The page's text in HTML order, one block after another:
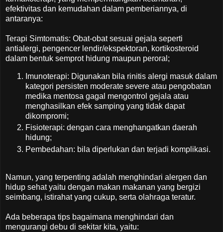
efektivitas dan kemudahan dalam pemberiannya, di
antaranya:
Terapi Simtomatis: Obat-obat sesuai gejala seperti
antialergi, pengencer lendir/ekspektoran, kortikosteroid
dalam bentuk semprot hidung maupun peroral;
Imunoterapi: Digunakan bila rinitis alergi masuk dalam
kategori persisten moderate severe atau pengobatan
medika mentosa gagal mengontrol gejala atau
menghasilkan efek samping yang tidak dapat
dikompromi;
Fisioterapi: dengan cara menghangatkan daerah
hidung;
Pembedahan: bila diperlukan dan terjadi komplikasi.
Namun, yang terpenting adalah menghindari alergen dan
hidup sehat yaitu dengan makan makanan yang bergizi
seimbang, istirahat yang cukup, serta olahraga teratur.
Ada beberapa tips bagaimana menghindari dan
mengurangi debu di sekitar kita, yaitu: